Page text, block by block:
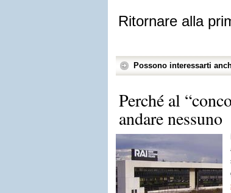
Ritornare alla
Possono interessarti
Perché al
andare nessuno